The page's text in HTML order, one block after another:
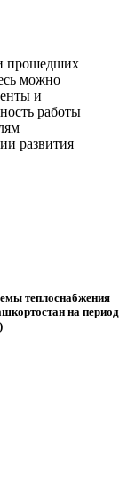
прошедших
можно
и
работы
развития
теплоснабжения
на период